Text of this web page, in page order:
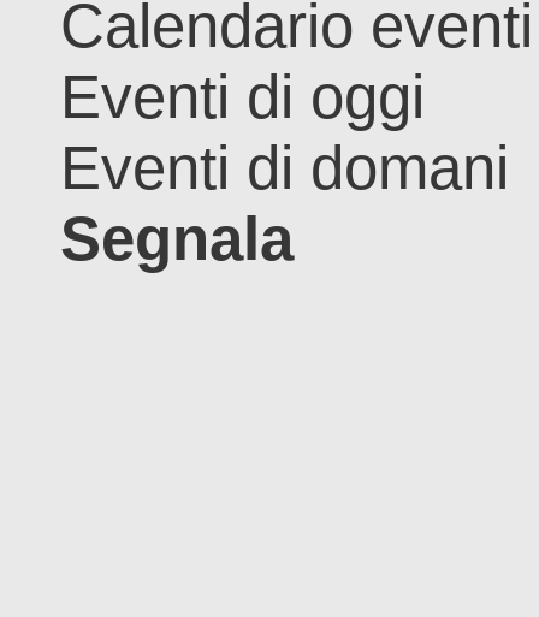
Calendario eventi
Eventi di oggi
Eventi di domani
Segnala